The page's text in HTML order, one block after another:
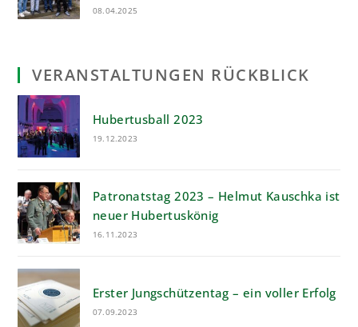
08.04.2025
VERANSTALTUNGEN RÜCKBLICK
Hubertusball 2023
19.12.2023
Patronatstag 2023 – Helmut Kauschka ist
neuer Hubertuskönig
16.11.2023
Erster Jungschützentag – ein voller Erfolg
07.09.2023